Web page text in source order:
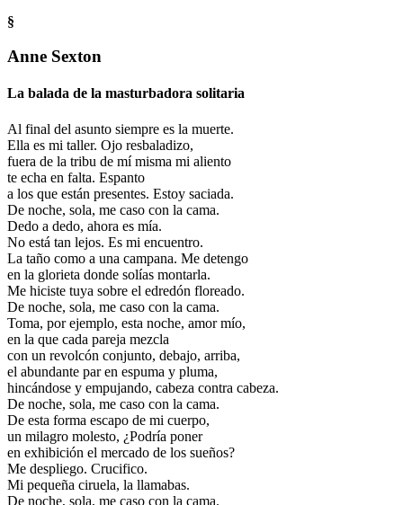
§
Anne Sexton
La balada de la masturbadora solitaria
Al final del asunto siempre es la muerte.
Ella es mi taller. Ojo resbaladizo,
fuera de la tribu de mí misma mi aliento
te echa en falta. Espanto
a los que están presentes. Estoy saciada.
De noche, sola, me caso con la cama.
Dedo a dedo, ahora es mía.
No está tan lejos. Es mi encuentro.
La taño como a una campana. Me detengo
en la glorieta donde solías montarla.
Me hiciste tuya sobre el edredón floreado.
De noche, sola, me caso con la cama.
Toma, por ejemplo, esta noche, amor mío,
en la que cada pareja mezcla
con un revolcón conjunto, debajo, arriba,
el abundante par en espuma y pluma,
hincándose y empujando, cabeza contra cabeza.
De noche, sola, me caso con la cama.
De esta forma escapo de mi cuerpo,
un milagro molesto, ¿Podría poner
en exhibición el mercado de los sueños?
Me despliego. Crucifico.
Mi pequeña ciruela, la llamabas.
De noche, sola, me caso con la cama.